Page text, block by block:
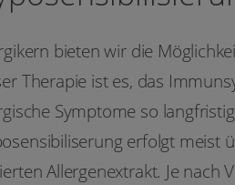
bieten wir die
Therapie ist es, das
Symptome so
erfolgt meist
Allergenextrakt. Je nach